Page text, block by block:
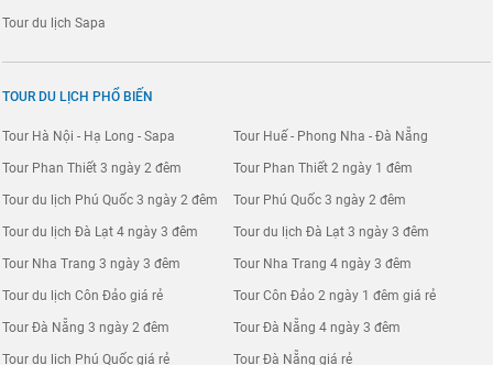
Tour du lịch Sapa
TOUR DU LỊCH PHỔ BIẾN
Tour Hà Nội - Hạ Long - Sapa Tour Huế - Phong Nha - Đà Nẵng
Tour Phan Thiết 3 ngày 2 đêm Tour Phan Thiết 2 ngày 1 đêm
Tour du lịch Phú Quốc 3 ngày 2 đêm Tour Phú Quốc 3 ngày 2 đêm
Tour du lịch Đà Lạt 4 ngày 3 đêm Tour du lịch Đà Lạt 3 ngày 3 đêm
Tour Nha Trang 3 ngày 3 đêm Tour Nha Trang 4 ngày 3 đêm
Tour du lịch Côn Đảo giá rẻ Tour Côn Đảo 2 ngày 1 đêm giá rẻ
Tour Đà Nẵng 3 ngày 2 đêm Tour Đà Nẵng 4 ngày 3 đêm
Tour du lịch Phú Quốc giá rẻ Tour Đà Nẵng giá rẻ